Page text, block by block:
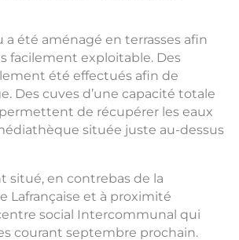
a été aménagé en terrasses afin
facilement exploitable. Des
été effectués afin de
Des cuves d’une capacité totale
de récupérer les eaux
située juste au-dessus
situé, en contrebas de la
Lafrançaise et à proximité
social Intercommunal qui
courant septembre prochain.